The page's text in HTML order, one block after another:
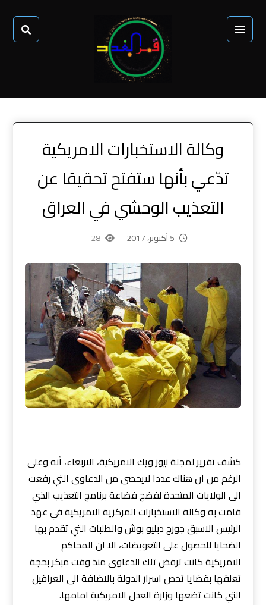
وكالة الاستخبارات الامريكية
تدّعي بأنها ستفتح تحقيقا عن
التعذيب الوحشي في العراق
5 أكتوبر، 2017 28
كشف تقرير لمجلة نيوز ويك الامريكية، الاربعاء، أنه وعلى
الرغم من ان هناك عددا لايحصى من الدعاوى التي رفعت
الى الولايات المتحدة لفضح فضاعة برنامج التعذيب الذي
قامت به وكالة الاستخبارات المركزية الامريكية في عهد
الرئيس الاسبق جورج دبليو بوش والطلبات التي تقدم بها
الضحايا للحصول على التعويضات، الا ان المحاكم
الامريكية كانت ترفض تلك الدعاوى منذ وقت مبكر بحجة
تعلقها بقضايا تخص اسرار الدولة بالاضافة الى العراقيل
التي كانت تضعها وزارة العدل الامريكية امامها.